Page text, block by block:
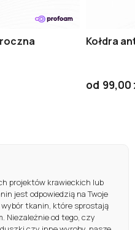
Kołdra
od 99,00
projektów krawieckich lub
jest odpowiedzią na Twoje
tkanin, które sprostają
Niezależnie od tego, czy